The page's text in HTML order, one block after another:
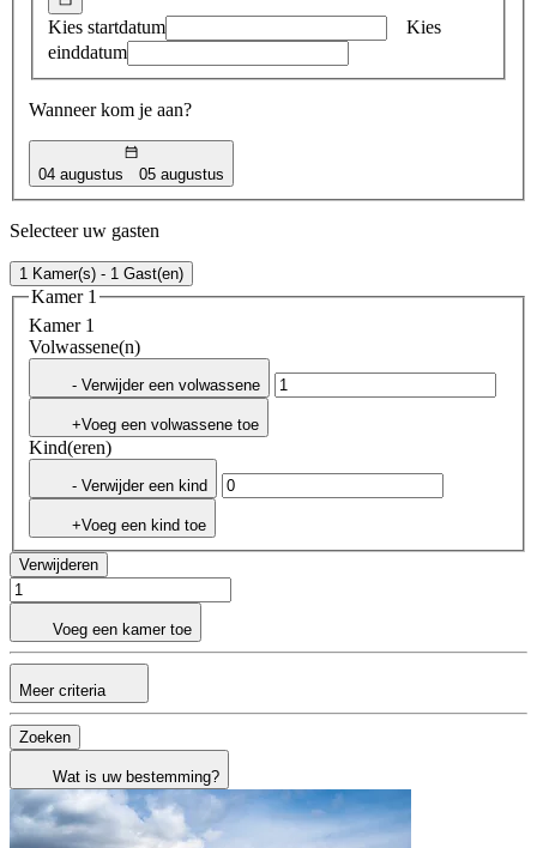
Kies startdatum
Kies
einddatum
Wanneer kom je aan?
04 augustus 05 augustus
Selecteer uw gasten
1 Kamer(s) - 1 Gast(en)
Kamer 1
Kamer 1
Volwassene(n)
- Verwijder een volwassene
+Voeg een volwassene toe
Kind(eren)
- Verwijder een kind
+Voeg een kind toe
Verwijderen
Voeg een kamer toe
Meer criteria
Zoeken
Wat is uw bestemming?